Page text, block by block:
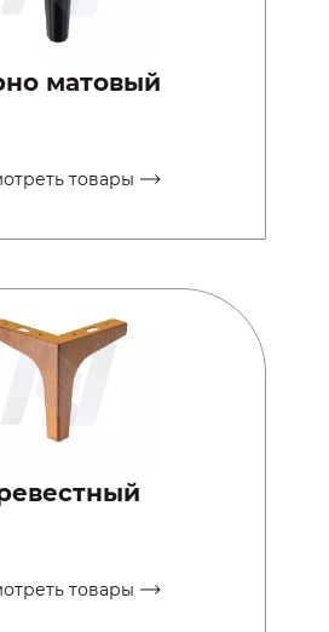
матовый
товары
товары